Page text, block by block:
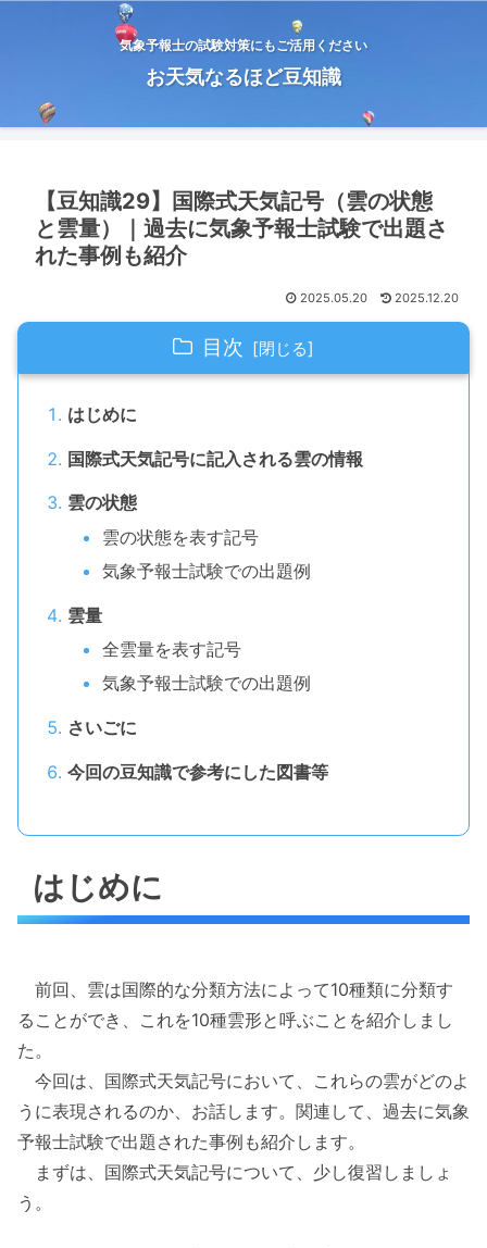
気象予報士の試験対策にもご活用ください
お天気なるほど豆知識
【豆知識29】国際式天気記号（雲の状態
と雲量）｜過去に気象予報士試験で出題さ
れた事例も紹介
2025.05.20 2025.12.20
目次
はじめに
国際式天気記号に記入される雲の情報
雲の状態
雲の状態を表す記号
気象予報士試験での出題例
雲量
全雲量を表す記号
気象予報士試験での出題例
さいごに
今回の豆知識で参考にした図書等
はじめに
前回、雲は国際的な分類方法によって10種類に分類す
ることができ、これを10種雲形と呼ぶことを紹介しまし
た。
今回は、国際式天気記号において、これらの雲がどのよ
うに表現されるのか、お話します。関連して、過去に気象
予報士試験で出題された事例も紹介します。
まずは、国際式天気記号について、少し復習しましょ
う。